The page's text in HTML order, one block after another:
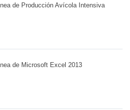
de Producción Avícola Intensiva
de Microsoft Excel 2013